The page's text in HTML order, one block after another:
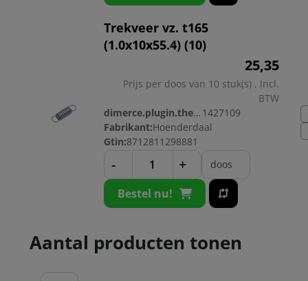
Trekveer vz. t165
(1.0x10x55.4) (10)
25,35
Prijs per doos van 10 stuk(s) , Incl.
BTW
dimerce.plugin.theme.productnr: 1427109
Fabrikant:Hoenderdaal
Gtin:8712811298881
- + doos
Bestel nu!
Aantal producten tonen